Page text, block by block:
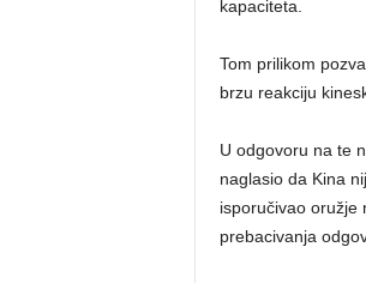
kapaciteta.
Tom prilikom
brzu reakciju
U odgovoru na te
naglasio da Kina
isporučivao oružje
prebacivanja